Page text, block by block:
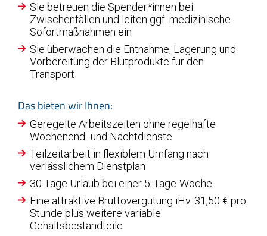
Sie betreuen die Spender*innen bei
Zwischenfällen und leiten ggf. medizinische
Sofortmaßnahmen ein
Sie überwachen die Entnahme, Lagerung und
Vorbereitung der Blutprodukte für den
Transport
Das bieten wir Ihnen:
Geregelte Arbeitszeiten ohne regelhafte
Wochenend- und Nachtdienste
Teilzeitarbeit in flexiblem Umfang nach
verlässlichem Dienstplan
30 Tage Urlaub bei einer 5-Tage-Woche
Eine attraktive Bruttovergütung iHv. 31,50 € pro
Stunde plus weitere variable
Gehaltsbestandteile